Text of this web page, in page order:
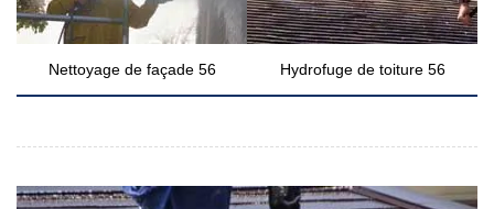
Nettoyage de façade 56 Hydrofuge de toiture 56